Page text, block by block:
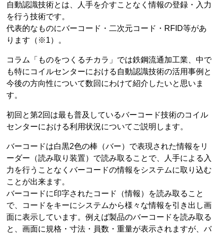
自動認識技術とは、人手を介すことなく情報の登録・入力
を行う技術です。
代表的なものにバーコード・二次元コード・RFID等があ
ります（※1）。
コラム「ものをつくるチカラ」では鉄鋼流通加工業、中で
も特にコイルセンターにおける自動認識技術の活用事例と
今後の方向性について数回にわけて紹介したいと思いま
す。
初回と第2回は最も普及しているバーコード技術のコイル
センターにおける利用状況についてご説明します。
バーコードは白黒2色の棒（バー）で表現された情報をリ
ーダー（読み取り装置）で読み取ることで、人手による入
力を行うことなくバーコードの情報をシステムに取り込む
ことが出来ます。
バーコードに印字されたコード（情報）を読み取ること
で、コードをキーにシステムから様々な情報を引き出し画
面に表示しています。例えば製品のバーコードを読み取る
と、画面に規格・寸法・員数・重量が表示されますが、バ